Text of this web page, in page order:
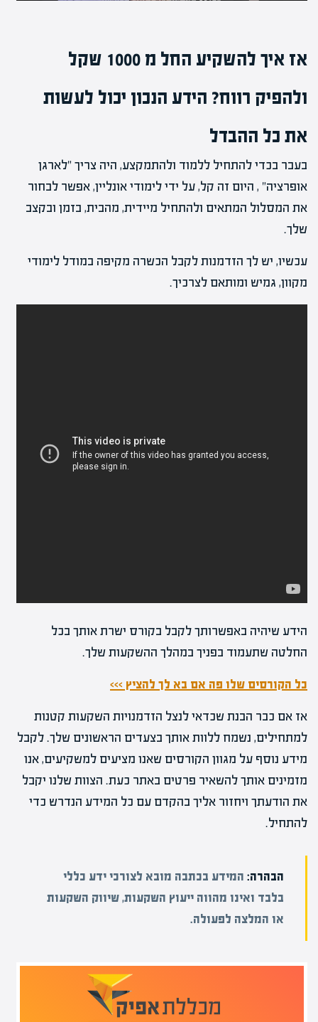
אז איך להשקיע החל מ 1000 שקל
ולהפיק רווח? הידע הנכון יכול לעשות
את כל ההבדל
בעבר בכדי להתחיל ללמוד ולהתמקצע, היה צריך "לארגן
אופרציה" , היום זה קל, על ידי לימודי אונליין, אפשר לבחור
את המסלול המתאים ולהתחיל מיידית, מהבית, בזמן ובקצב
שלך.
עכשיו, יש לך הזדמנות לקבל הכשרה מקיפה במודל לימודי
מקוון, גמיש ומותאם לצרכיך.
הידע שיהיה באפשרותך לקבל בקורס ישרת אותך בכל
החלטה שתעמוד בפניך במהלך ההשקעות שלך.
כל הקורסים שלו פה אם בא לך להציץ >>>
אז אם כבר הבנת שכדאי לנצל הזדמנויות השקעות קטנות
למתחילים, נשמח ללוות אותך בצעדים הראשונים שלך. לקבל
מידע נוסף על מגוון הקורסים שאנו מציעים למשקיעים, אנו
מזמינים אותך להשאיר פרטים באתר כעת. הצוות שלנו יקבל
את הודעתך ויחזור אליך בהקדם עם כל המידע הנדרש כדי
להתחיל.
הבהרה: המידע בכתבה מובא לצורכי ידע כללי
בלבד ואינו מהווה ייעוץ השקעות, שיווק השקעות
או המלצה לפעולה.